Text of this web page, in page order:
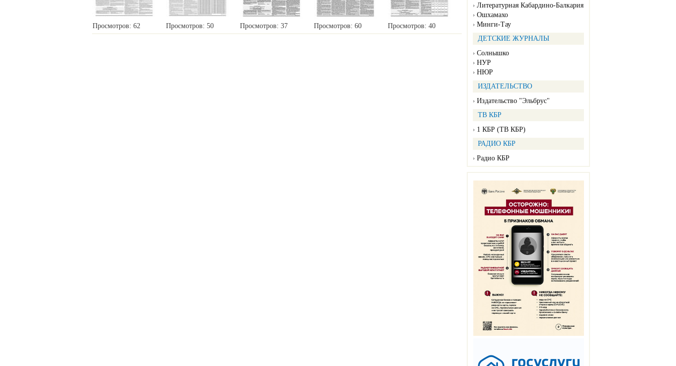
Литературная Кабардино-Балкария
Ошхамахо
Минги-Тау
ДЕТСКИЕ ЖУРНАЛЫ
Солнышко
НУР
НЮР
ИЗДАТЕЛЬСТВО
Издательство "Эльбрус"
ТВ КБР
1 КБР (ТВ КБР)
РАДИО КБР
Радио КБР
Просмотров: 62 Просмотров: 50 Просмотров: 37 Просмотров: 60 Просмотров: 40